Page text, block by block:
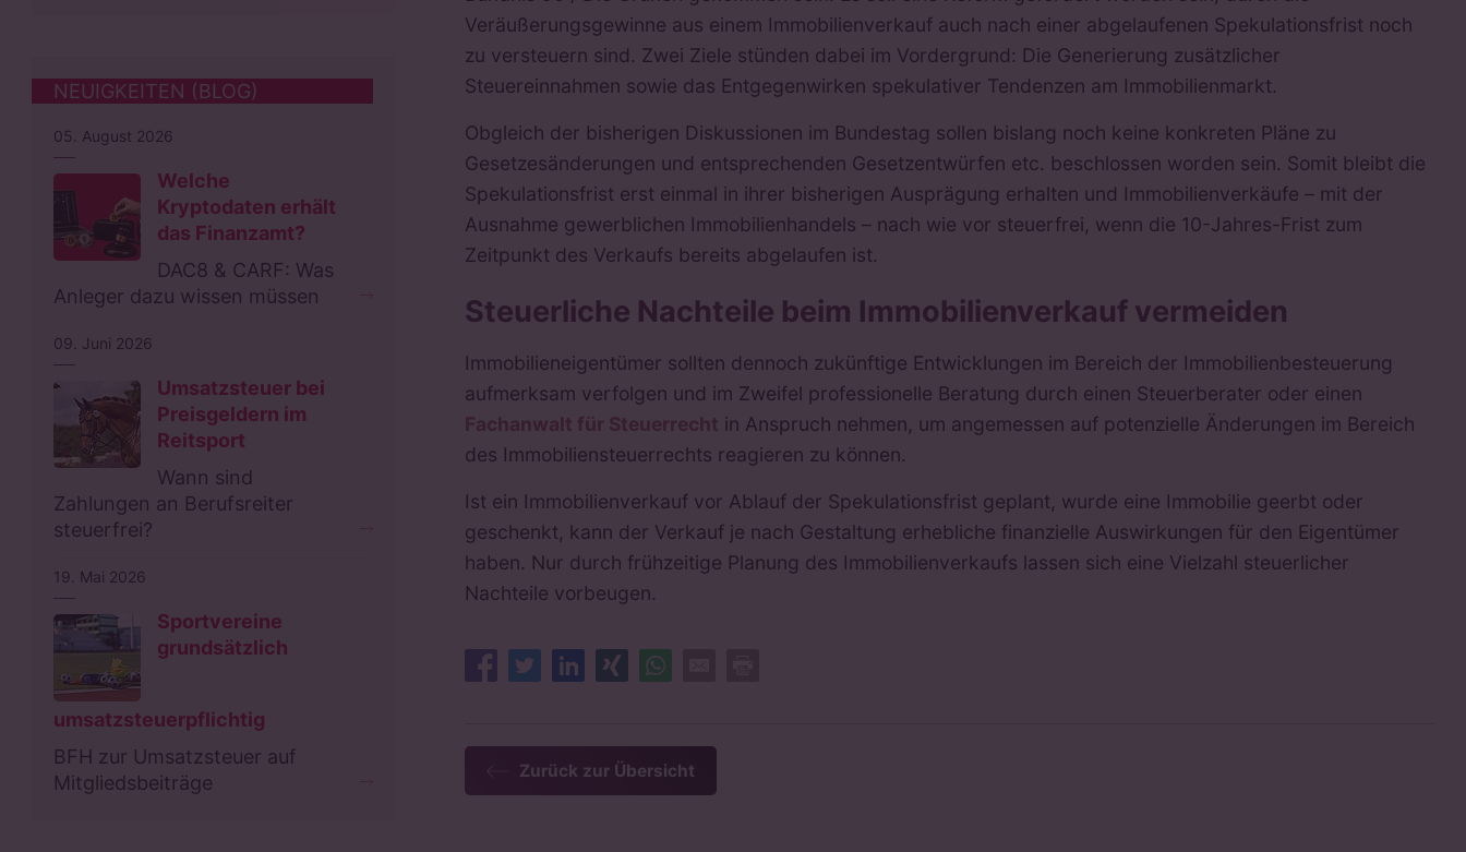
Veräußerungsgewinne aus einem Immobilienverkauf auch nach einer abgelaufenen Spekulationsfrist noch
zu versteuern sind. Zwei Ziele stünden dabei im Vordergrund: Die Generierung zusätzlicher
Steuereinnahmen sowie das Entgegenwirken spekulativer Tendenzen am Immobilienmarkt.
Obgleich der bisherigen Diskussionen im Bundestag sollen bislang noch keine konkreten Pläne zu
Gesetzesänderungen und entsprechenden Gesetzentwürfen etc. beschlossen worden sein. Somit bleibt die
Spekulationsfrist erst einmal in ihrer bisherigen Ausprägung erhalten und Immobilienverkäufe – mit der
Ausnahme gewerblichen Immobilienhandels – nach wie vor steuerfrei, wenn die 10-Jahres-Frist zum
Zeitpunkt des Verkaufs bereits abgelaufen ist.
Steuerliche Nachteile beim Immobilienverkauf vermeiden
Immobilieneigentümer sollten dennoch zukünftige Entwicklungen im Bereich der Immobilienbesteuerung
aufmerksam verfolgen und im Zweifel professionelle Beratung durch einen Steuerberater oder einen
Fachanwalt für Steuerrecht in Anspruch nehmen, um angemessen auf potenzielle Änderungen im Bereich
des Immobiliensteuerrechts reagieren zu können.
Ist ein Immobilienverkauf vor Ablauf der Spekulationsfrist geplant, wurde eine Immobilie geerbt oder
geschenkt, kann der Verkauf je nach Gestaltung erhebliche finanzielle Auswirkungen für den Eigentümer
haben. Nur durch frühzeitige Planung des Immobilienverkaufs lassen sich eine Vielzahl steuerlicher
Nachteile vorbeugen.
FacebookTwitterLinkedIn
XING
Zurück zur Übersicht
NEUIGKEITEN (BLOG)
05. August 2026
Welche
Kryptodaten erhält
das Finanzamt?
DAC8 & CARF: Was
Anleger dazu wissen müssen
09. Juni 2026
Umsatzsteuer bei
Preisgeldern im
Reitsport
Wann sind
Zahlungen an Berufsreiter
steuerfrei?
19. Mai 2026
Sportvereine
grundsätzlich
umsatzsteuerpflichtig
BFH zur Umsatzsteuer auf
Mitgliedsbeiträge